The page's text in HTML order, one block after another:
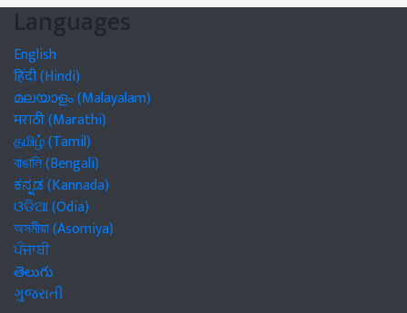
Languages
English
हिंदी (Hindi)
മലയാളം (Malayalam)
मराठी (Marathi)
தமிழ் (Tamil)
বাঙালি (Bengali)
ಕನ್ನಡ (Kannada)
ଓଡିଆ (Odia)
অসমীয়া (Asomiya)
ਪੰਜਾਬੀ
తెలుగు
ગુજરાતી